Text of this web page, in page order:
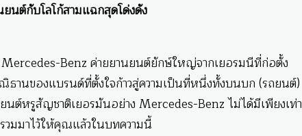
นต์กับโลโก้สามแฉกสุดโด่งดัง
Mercedes-Benz ค่ายยานยนต์ยักษ์ใหญ่จากเยอรมนีที่ก่อตั้ง
านของแบรนด์ที่ตั้งใจก้าวสู่ความเป็นที่หนึ่งทั้งบนบก (รถยนต์)
นต์หรูสัญชาติเยอรมันอย่าง Mercedes-Benz ไม่ได้มีเพียงเท่า
วมมาไว้ให้คุณแล้วในบทความนี้